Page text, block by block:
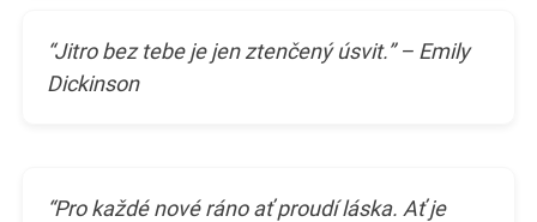
“Jitro bez tebe je jen ztenčený úsvit.” – Emily
Dickinson
“Pro každé nové ráno ať proudí láska. Ať je